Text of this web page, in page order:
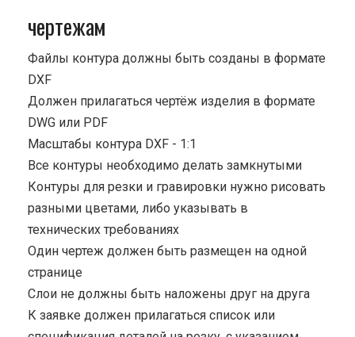
чертежам
Файлы контура должны быть созданы в формате
DXF
Должен прилагаться чертёж изделия в формате
DWG или PDF
Масштабы контура DXF - 1:1
Все контуры необходимо делать замкнутыми
Контуры для резки и гравировки нужно рисовать
разными цветами, либо указывать в
технических требованиях
Один чертеж должен быть размещен на одной
странице
Cлои не должны быть наложены друг на друга
К заявке должен прилагаться список или